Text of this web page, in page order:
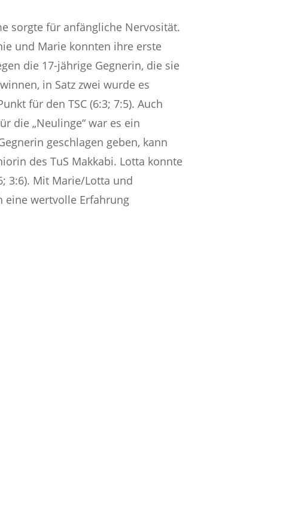
sorgte für anfängliche Nervosität.
und Marie konnten ihre erste
die 17-jährige Gegnerin, die sie
in Satz zwei wurde es
für den TSC (6:3; 7:5). Auch
die „Neulinge“ war es ein
geschlagen geben, kann
des TuS Makkabi. Lotta konnte
3:6). Mit Marie/Lotta und
eine wertvolle Erfahrung